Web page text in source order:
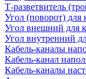
Т-разветвитель
Угол (поворот) для
Угол внешний для
Угол внутренний
Кабель-каналы
Кабель-канал
Кабель-каналы